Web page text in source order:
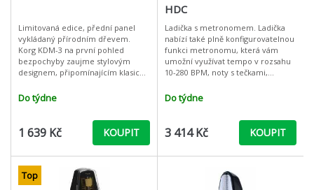
Limitovaná edice, přední panel
vykládaný přírodním dřevem.
Korg KDM-3 na první pohled
bezpochyby zaujme stylovým
designem, připomínajícím klasický
poté vás ale zajisté překvapí
množství funkcí,
Do týdne
1 639 Kč KOUPIT
HDC
Ladička s metronomem. Ladička
nabízí také plně konfigurovatelnou
funkci metronomu, která vám
umožní využívat tempo v rozsahu
10-280 BPM, noty s tečkami,
dalších funkcí, kterými můžete
tvořit ko
Do týdne
3 414 Kč KOUPIT
Top